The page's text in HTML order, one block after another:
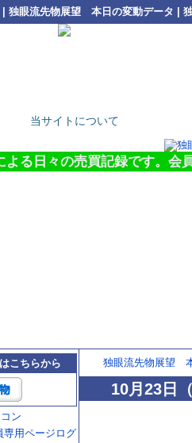
| 独眼流先物展望 本日の変動データ |
当サイトについて
よる日々の売買記録です。会
独眼流先物展望
10月23日
こちらから